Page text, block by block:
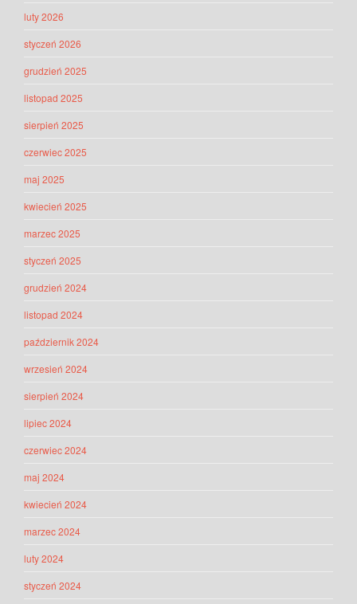
luty 2026
styczeń 2026
grudzień 2025
listopad 2025
sierpień 2025
czerwiec 2025
maj 2025
kwiecień 2025
marzec 2025
styczeń 2025
grudzień 2024
listopad 2024
październik 2024
wrzesień 2024
sierpień 2024
lipiec 2024
czerwiec 2024
maj 2024
kwiecień 2024
marzec 2024
luty 2024
styczeń 2024